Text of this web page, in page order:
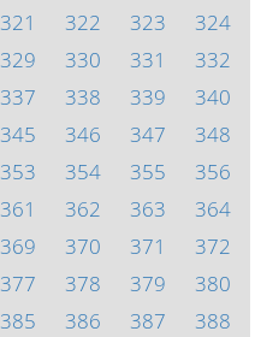
321 322 323
324
329 330 331
332
337 338 339
340
345 346 347
348
353 354 355
356
361 362 363
364
369 370 371
372
377 378 379
380
385 386 387 388